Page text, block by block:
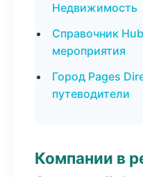
Недвижимость
Справочник
мероприятия
Город Pages
путеводители
Компании в